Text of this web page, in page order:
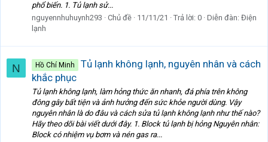
phổ biến. 1. Tủ lạnh sử...
nguyennhuhuynh293
Chủ đề 11/11/21 Trả lời: 0 Diễn đàn: Điện
lạnh
N Hồ Chí Minh
Tủ lạnh không lạnh, nguyên nhân và cách
khắc phục
Tủ lạnh không lạnh, làm hỏng thức ăn nhanh, đá phía trên không
đông gây bất tiện và ảnh hưởng đến sức khỏe người dùng. Vậy
nguyên nhân là do đâu và cách sửa tủ lạnh không lạnh như thế nào?
Hãy theo dõi bài viết dưới đây. 1. Block tủ lạnh bị hỏng Nguyên nhân:
Block có nhiệm vụ bơm và nén gas ra...